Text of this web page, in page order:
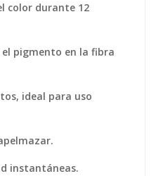
color durante 12
pigmento en la fibra
ideal para uso
instantáneas.